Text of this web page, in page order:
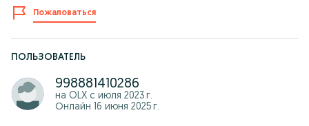
Пожаловаться
ПОЛЬЗОВАТЕЛЬ
998881410286
на OLX с июля 2023 г.
Онлайн 16 июня 2025 г.